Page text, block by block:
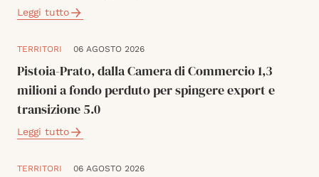
Leggi tutto
TERRITORI 06 AGOSTO 2026
Pistoia-Prato, dalla Camera di Commercio 1,3
milioni a fondo perduto per spingere export e
transizione 5.0
Leggi tutto
TERRITORI 06 AGOSTO 2026